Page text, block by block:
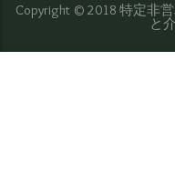
Copyright © 2018 特定非
と